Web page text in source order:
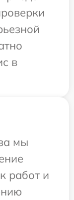
в
мы
работ и